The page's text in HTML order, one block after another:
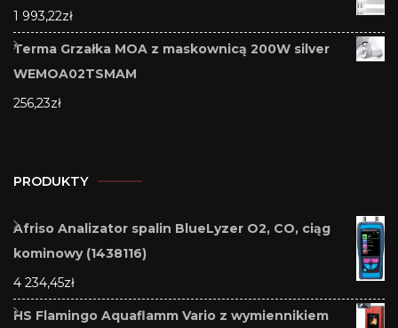
1 993,22zł
Terma Grzałka MOA z maskownicą 200W silver
WEMOA02TSMAM
256,23zł
PRODUKTY
Afriso Analizator spalin BlueLyzer O2, CO, ciąg
kominowy (1438116)
4 234,45zł
HS Flamingo Aquaflamm Vario z wymiennikiem